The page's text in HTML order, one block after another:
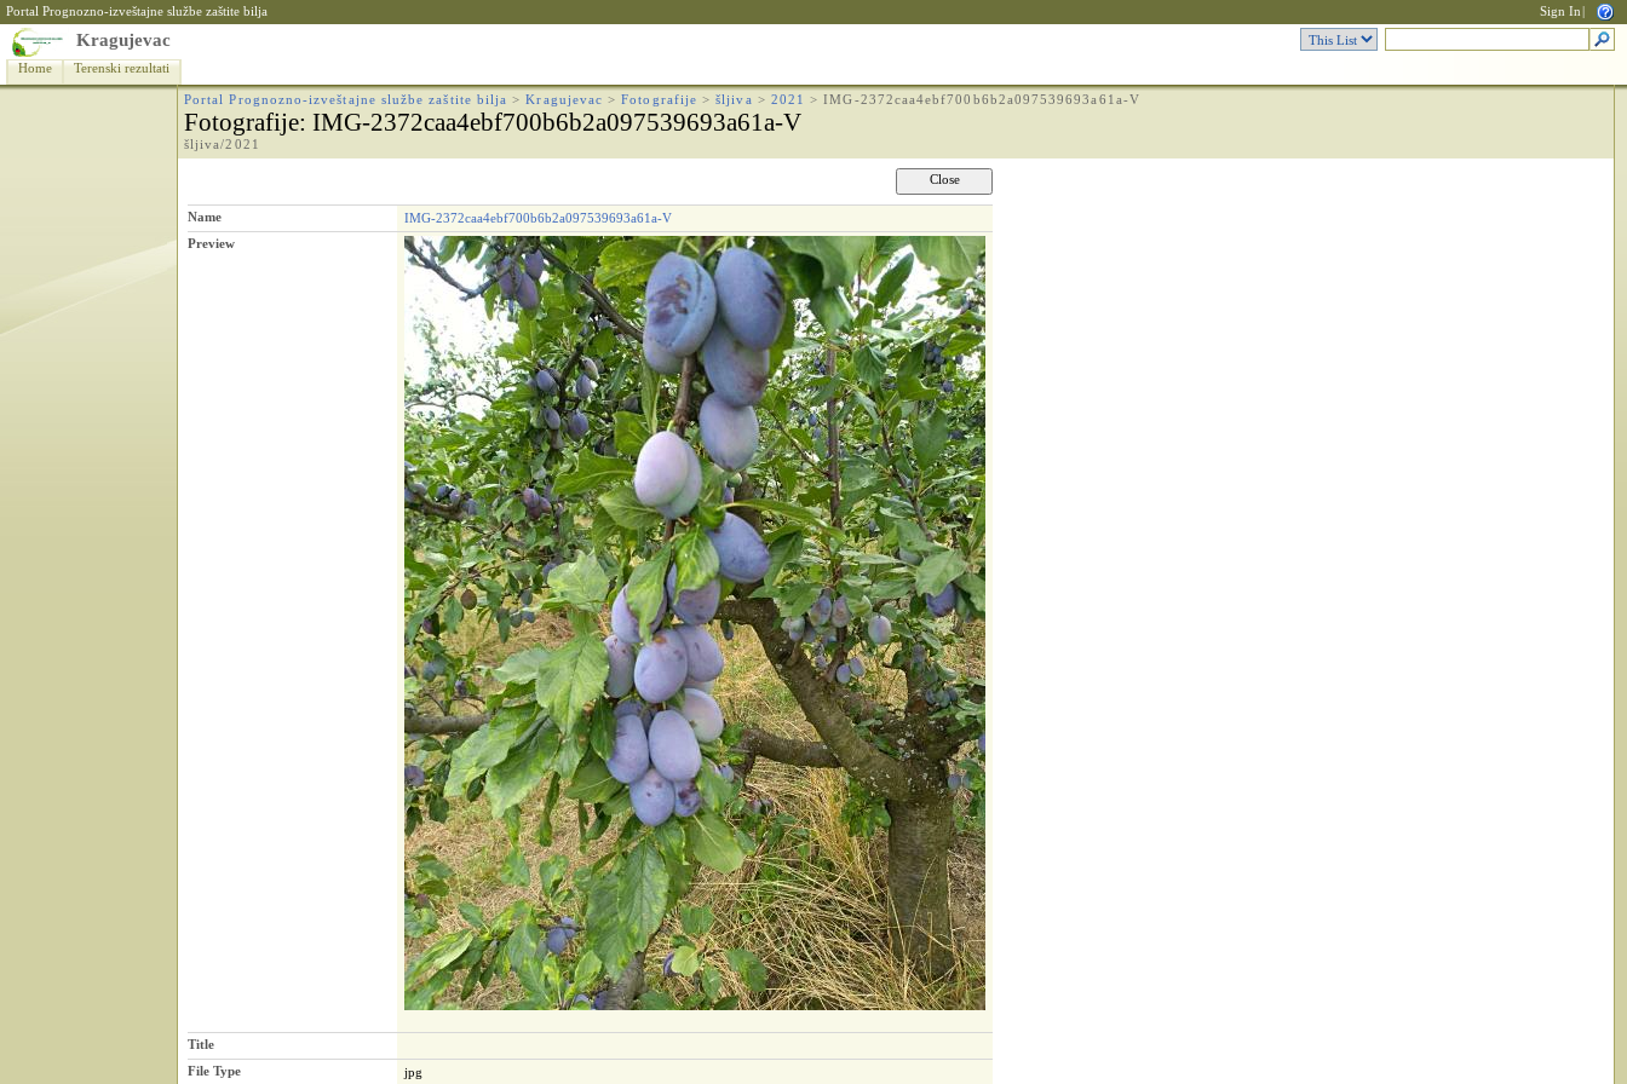
Portal Prognozno-izveštajne službe zaštite bilja Sign In
Kragujevac
Home Terenski rezultati
Portal Prognozno-izveštajne službe zaštite bilja >Kragujevac >Fotografije >šljiva > 2021 >IMG-2372caa4ebf700b6b2a097539693a61a-V
Fotografije: IMG-2372caa4ebf700b6b2a097539693a61a-V
šljiva/2021
Name
IMG-2372caa4ebf700b6b2a097539693a61a-V
Preview
Title
File Type
jpg